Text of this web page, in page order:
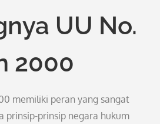
UU No.
2000
memiliki peran yang sangat
prinsip-prinsip negara hukum